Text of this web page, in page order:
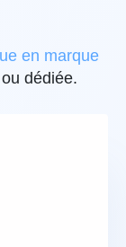
en marque
dédiée.